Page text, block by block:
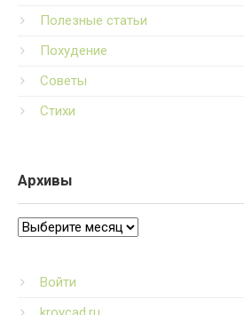
Полезные статьи
Похудение
Советы
Стихи
Архивы
Архивы
Войти